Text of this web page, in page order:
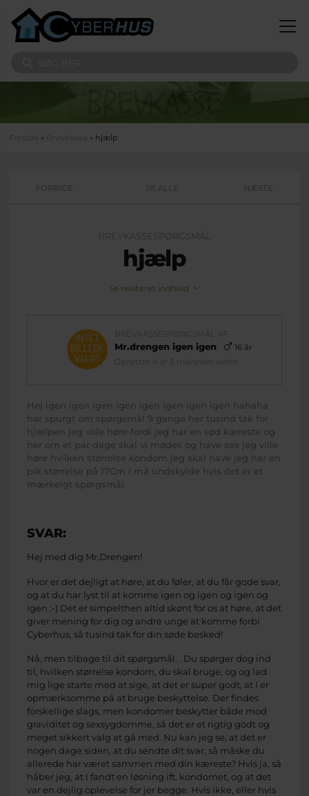
Du er her
» Brevkasse » hjælp
FORRIGE SE ALLE NÆSTE
BREVKASSESPØRGSMÅL
hjælp
Se relateret indhold
BREVKASSESPØRGSMÅL AF
Mr.drengen igen igen
16 år
Oprettet 4 år 5 måneder siden
Hej igen igen igen igen igen igen igen igen hahaha
har spurgt om spørgsmål 9 gange her tusind tak for
hjælpen jeg ville høre fordi jeg har en sød kæreste og
her om et par dage skal vi mødes og have sex jeg ville
høre hvilken størrelse kondom jeg skal have jeg har en
pik størrelse på 17Cm i må undskylde hvis det er et
mærkelgt spørgsmål
SVAR:
Hej med dig Mr.Drengen!
Hvor er det dejligt at høre, at du føler, at du får gode svar,
og at du har lyst til at komme igen og igen og igen og
igen :-) Det er simpelthen altid skønt for os at høre, at det
giver mening for dig og andre unge at komme forbi
Cyberhus, så tusind tak for din søde besked!
Nå, men tilbage til dit spørgsmål. . Du spørger dog ind
til, hvilken størrelse kondom, du skal bruge, og og lad
mig lige starte med at sige, at det er super godt, at I er
opmærksomme på at bruge beskyttelse. Der findes
forskellige slags, men kondomer beskytter både mod
graviditet og sexsygdomme, så det er et rigtig godt og
meget sikkert valg at gå med. Nu kan jeg se, at det er
nogen dage siden, at du sendte dit svar, så måske du
allerede har været sammen med din kæreste? Hvis ja, så
håber jeg, at I fandt en løsning ift. kondomet, og at det
var en dejlig oplevelse for jer begge. Hvis ikke, eller hvis